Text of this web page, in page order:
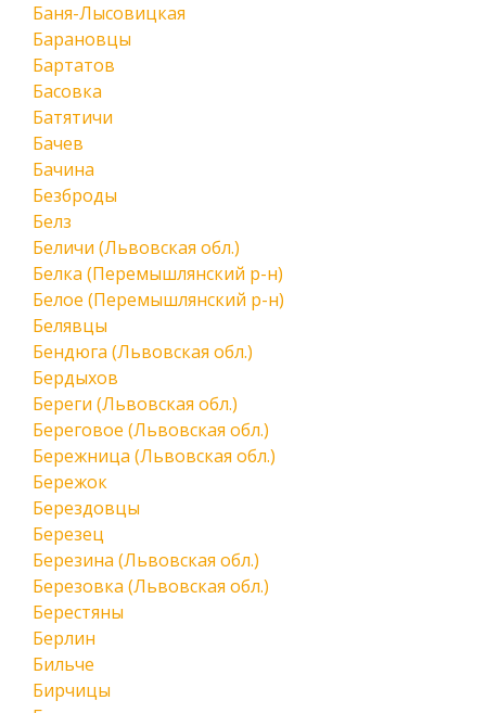
Баня-Лысовицкая
Барановцы
Бартатов
Басовка
Батятичи
Бачев
Бачина
Безброды
Белз
Беличи (Львовская обл.)
Белка (Перемышлянский р-н)
Белое (Перемышлянский р-н)
Белявцы
Бендюга (Львовская обл.)
Бердыхов
Береги (Львовская обл.)
Береговое (Львовская обл.)
Бережница (Львовская обл.)
Бережок
Берездовцы
Березец
Березина (Львовская обл.)
Березовка (Львовская обл.)
Берестяны
Берлин
Бильче
Бирчицы